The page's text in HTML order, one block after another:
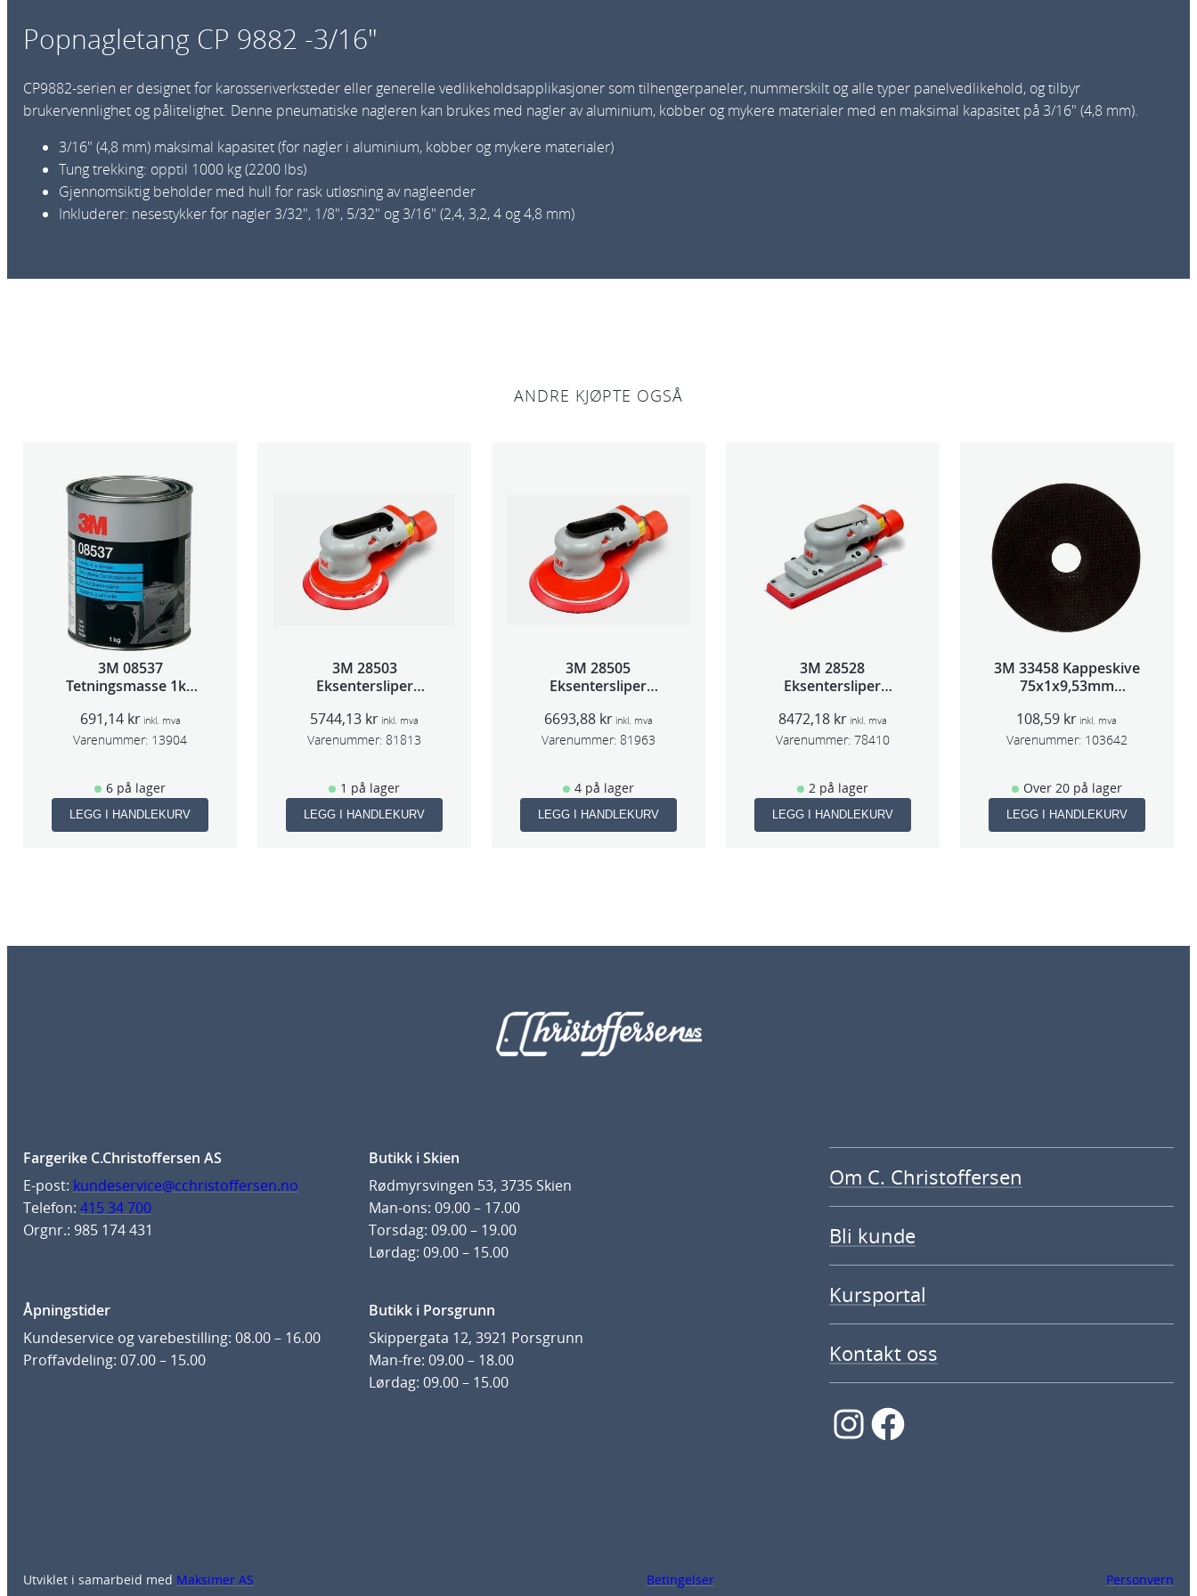
6
a
l
Popnagletang CP 9882 -3/16″
CP9882-serien er designet for karosseriverksteder eller generelle vedlikeholdsapplikasjoner som tilhengerpaneler, nummerskilt og alle typer panelvedlikehold, og tilbyr
brukervennlighet og pålitelighet. Denne pneumatiske nagleren kan brukes med nagler av aluminium, kobber og mykere materialer med en maksimal kapasitet på 3/16″ (4,8 mm).
3/16″ (4,8 mm) maksimal kapasitet (for nagler i aluminium, kobber og mykere materialer)
Tung trekking: opptil 1000 kg (2200 lbs)
Gjennomsiktig beholder med hull for rask utløsning av nagleender
Inkluderer: nesestykker for nagler 3/32″, 1/8″, 5/32″ og 3/16″ (2,4, 3,2, 4 og 4,8 mm)
ANDRE KJØPTE OGSÅ
3M 08537
Tetningsmasse 1kg
691,14 kr inkl. mva
Varenummer: 13904
6 på lager
LEGG I HANDLEKURV
3M 28503
Eksentersliper
slag 75mm
5744,13 kr inkl. mva
Varenummer: 81813
1 på lager
LEGG I HANDLEKURV
3M 28505
Eksentersliper
slag 75mm
6693,88 kr inkl. mva
Varenummer: 81963
4 på lager
LEGG I HANDLEKURV
3M 28528
Eksentersliper
slag 70×198
8472,18 kr inkl. mva
Varenummer: 78410
2 på lager
LEGG I HANDLEKURV
3M 33458 Kappeskive
75x1x9,53mm
108,59 kr inkl. mva
Varenummer: 103642
Over 20 på lager
LEGG I HANDLEKURV
Fargerike C.Christoffersen AS
E-post: kundeservice@cchristoffersen.no
Telefon: 415 34 700
Orgnr.: 985 174 431
Butikk i Skien
Rødmyrsvingen 53, 3735 Skien
Man-ons: 09.00 – 17.00
Torsdag: 09.00 – 19.00
Lørdag: 09.00 – 15.00
Åpningstider
Kundeservice og varebestilling: 08.00 – 16.00
Proffavdeling: 07.00 – 15.00
Butikk i Porsgrunn
Skippergata 12, 3921 Porsgrunn
Man-fre: 09.00 – 18.00
Lørdag: 09.00 – 15.00
Om C. Christoffersen
Bli kunde
Kursportal
Kontakt oss
InstagramFacebook
Utviklet i samarbeid med Maksimer AS Betingelser Personvern